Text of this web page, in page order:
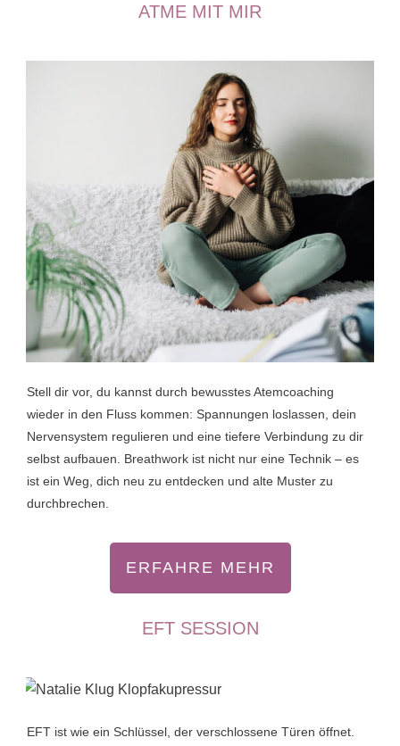
ATME MIT MIR
Stell dir vor, du kannst durch bewusstes Atemcoaching
wieder in den Fluss kommen: Spannungen loslassen, dein
Nervensystem regulieren und eine tiefere Verbindung zu dir
selbst aufbauen. Breathwork ist nicht nur eine Technik – es
ist ein Weg, dich neu zu entdecken und alte Muster zu
durchbrechen.
ERFAHRE MEHR
EFT SESSION
EFT ist wie ein Schlüssel, der verschlossene Türen öffnet.